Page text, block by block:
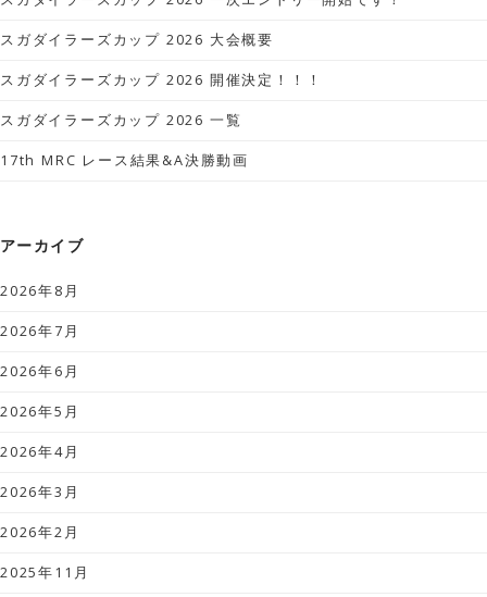
スガダイラーズカップ 2026 大会概要
スガダイラーズカップ 2026 開催決定！！！
スガダイラーズカップ 2026 一覧
17th MRC レース結果&A決勝動画
アーカイブ
2026年8月
2026年7月
2026年6月
2026年5月
2026年4月
2026年3月
2026年2月
2025年11月